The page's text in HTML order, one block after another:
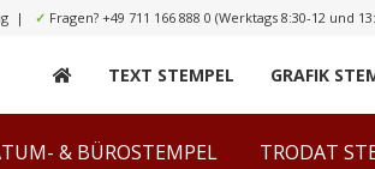
| ✓ Fragen? +49 711 166 888 0 (Werktags 8:30-12 und
TEXT STEMPEL GRAFIK
& BÜROSTEMPEL TRODAT